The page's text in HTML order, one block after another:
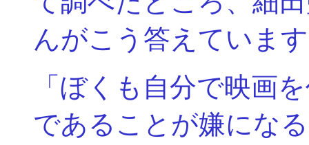
んがこう答えていま
「ぼくも自分で映画
であることが嫌にな